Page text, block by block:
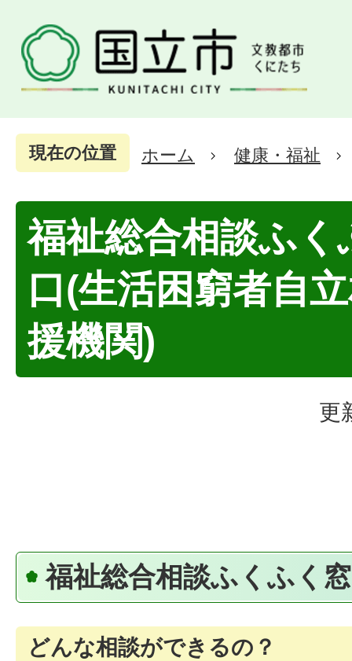
現在の位置 ホーム 健康・福祉
福祉総合相談ふく
口(生活困窮者自
援機関)
更
福祉総合相談ふくふく
どんな相談ができるの？